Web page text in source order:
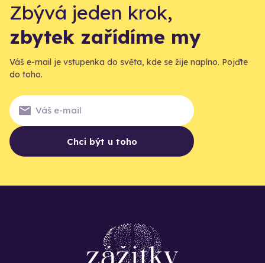
Zbývá jeden krok,
zbytek zařídíme my
Váš e-mail je vstupenka do světa, kde se žije naplno. Pojďte
do toho.
Chci být u toho